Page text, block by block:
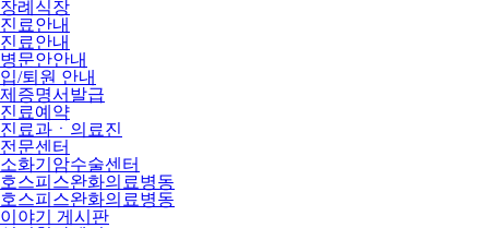
장례식장
진료안내
진료안내
병문안안내
입/퇴원 안내
제증명서발급
진료예약
진료과ㆍ의료진
전문센터
소화기암수술센터
호스피스완화의료병동
호스피스완화의료병동
이야기 게시판